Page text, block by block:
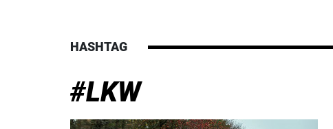
HASHTAG
#LKW